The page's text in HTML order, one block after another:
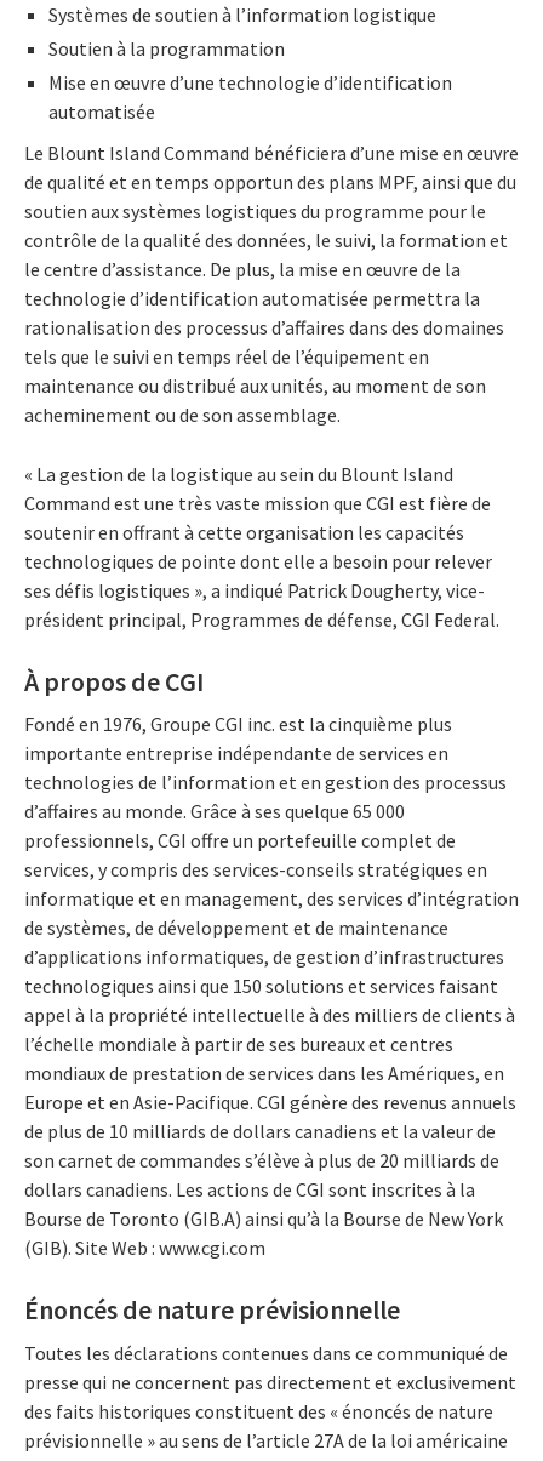
Systèmes de soutien à l’information logistique
Soutien à la programmation
Mise en œuvre d’une technologie d’identification
automatisée
Le Blount Island Command bénéficiera d’une mise en œuvre
de qualité et en temps opportun des plans MPF, ainsi que du
soutien aux systèmes logistiques du programme pour le
contrôle de la qualité des données, le suivi, la formation et
le centre d’assistance. De plus, la mise en œuvre de la
technologie d’identification automatisée permettra la
rationalisation des processus d’affaires dans des domaines
tels que le suivi en temps réel de l’équipement en
maintenance ou distribué aux unités, au moment de son
acheminement ou de son assemblage.
« La gestion de la logistique au sein du Blount Island
Command est une très vaste mission que CGI est fière de
soutenir en offrant à cette organisation les capacités
technologiques de pointe dont elle a besoin pour relever
ses défis logistiques », a indiqué Patrick Dougherty, vice-
président principal, Programmes de défense, CGI Federal.
À propos de CGI
Fondé en 1976, Groupe CGI inc. est la cinquième plus
importante entreprise indépendante de services en
technologies de l’information et en gestion des processus
d’affaires au monde. Grâce à ses quelque 65 000
professionnels, CGI offre un portefeuille complet de
services, y compris des services-conseils stratégiques en
informatique et en management, des services d’intégration
de systèmes, de développement et de maintenance
d’applications informatiques, de gestion d’infrastructures
technologiques ainsi que 150 solutions et services faisant
appel à la propriété intellectuelle à des milliers de clients à
l’échelle mondiale à partir de ses bureaux et centres
mondiaux de prestation de services dans les Amériques, en
Europe et en Asie-Pacifique. CGI génère des revenus annuels
de plus de 10 milliards de dollars canadiens et la valeur de
son carnet de commandes s’élève à plus de 20 milliards de
dollars canadiens. Les actions de CGI sont inscrites à la
Bourse de Toronto (GIB.A) ainsi qu’à la Bourse de New York
(GIB). Site Web : www.cgi.com
Énoncés de nature prévisionnelle
Toutes les déclarations contenues dans ce communiqué de
presse qui ne concernent pas directement et exclusivement
des faits historiques constituent des « énoncés de nature
prévisionnelle » au sens de l’article 27A de la loi américaine